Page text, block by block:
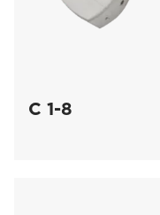
C 1-8